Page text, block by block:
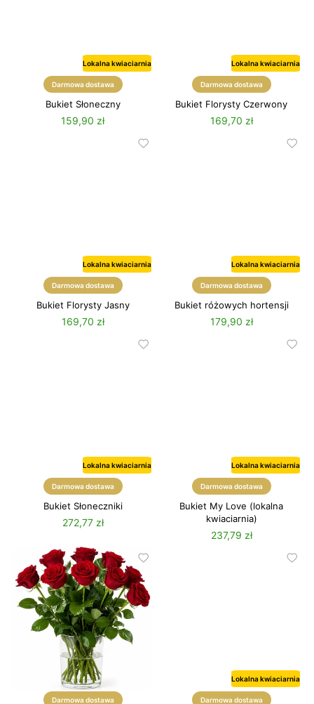
Lokalna kwiaciarnia
Darmowa dostawa
Bukiet Słoneczny
159,90 zł
Lokalna kwiaciarnia
Darmowa dostawa
Bukiet Florysty Czerwony
169,70 zł
Lokalna kwiaciarnia
Darmowa dostawa
Bukiet Florysty Jasny
169,70 zł
Lokalna kwiaciarnia
Darmowa dostawa
Bukiet różowych hortensji
179,90 zł
Lokalna kwiaciarnia
Lato
Darmowa dostawa
Bukiet Słoneczniki
272,77 zł
Lokalna kwiaciarnia
Darmowa dostawa
Bukiet My Love (lokalna
kwiaciarnia)
237,79 zł
Darmowa dostawa
Lokalna kwiaciarnia
Darmowa dostawa